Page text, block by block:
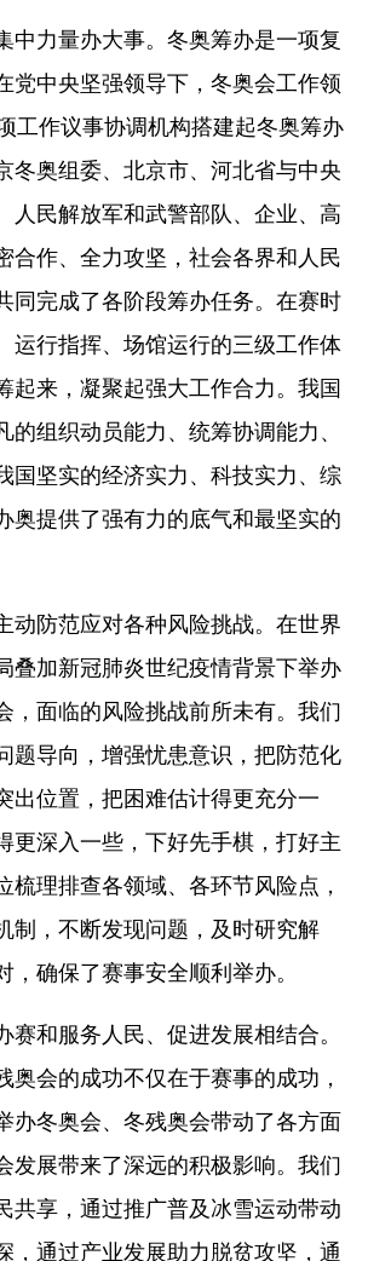
力量办大事。冬奥筹办是一项复
党中央坚强领导下，冬奥会工作领
工作议事协调机构搭建起冬奥筹办
冬奥组委、北京市、河北省与中央
人民解放军和武警部队、企业、高
合作、全力攻坚，社会各界和人民
同完成了各阶段筹办任务。在赛时
运行指挥、场馆运行的三级工作体
起来，凝聚起强大工作合力。我国
组织动员能力、统筹协调能力、
国坚实的经济实力、科技实力、综
奥提供了强有力的底气和最坚实的
防范应对各种风险挑战。在世界
叠加新冠肺炎世纪疫情背景下举办
，面临的风险挑战前所未有。我们
题导向，增强忧患意识，把防范化
出位置，把困难估计得更充分一
更深入一些，下好先手棋，打好主
梳理排查各领域、各环节风险点，
制，不断发现问题，及时研究解
，确保了赛事安全顺利举办。
和服务人民、促进发展相结合。
奥会的成功不仅在于赛事的成功，
办冬奥会、冬残奥会带动了各方面
发展带来了深远的积极影响。我们
共享，通过推广普及冰雪运动带动
，通过产业发展助力脱贫攻坚，通